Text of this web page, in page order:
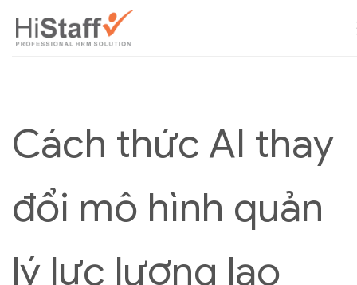
Cách thức AI thay
đổi mô hình quản
lý lực lượng lao